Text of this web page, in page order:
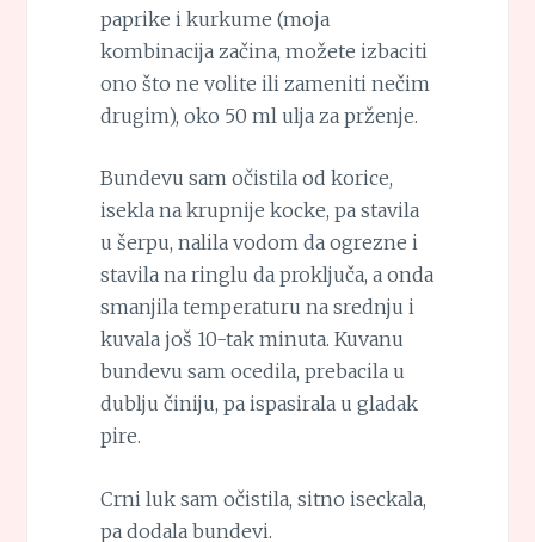
paprike i kurkume (moja
kombinacija začina, možete izbaciti
ono što ne volite ili zameniti nečim
drugim), oko 50 ml ulja za prženje.
Bundevu sam očistila od korice,
isekla na krupnije kocke, pa stavila
u šerpu, nalila vodom da ogrezne i
stavila na ringlu da proključa, a onda
smanjila temperaturu na srednju i
kuvala još 10-tak minuta. Kuvanu
bundevu sam ocedila, prebacila u
dublju činiju, pa ispasirala u gladak
pire.
Crni luk sam očistila, sitno iseckala,
pa dodala bundevi.